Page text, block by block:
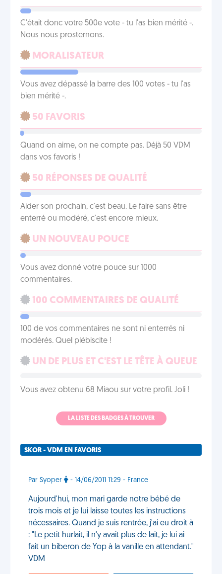
C'était donc votre 500e vote - tu l'as bien mérité -.
Nous nous prosternons.
MORALISATEUR
Vous avez dépassé la barre des 100 votes - tu l'as
bien mérité -.
50 FAVORIS
Quand on aime, on ne compte pas. Déjà 50 VDM
dans vos favoris !
50 RÉPONSES DE QUALITÉ
Aider son prochain, c'est beau. Le faire sans être
enterré ou modéré, c'est encore mieux.
UN NOUVEAU POUCE
Vous avez donné votre pouce sur 1000
commentaires.
100 COMMENTAIRES DE QUALITÉ
100 de vos commentaires ne sont ni enterrés ni
modérés. Quel plébiscite !
UN DE PLUS ET C'EST LE TÊTE À QUEUE
Vous avez obtenu 68 Miaou sur votre profil. Joli !
LA LISTE DES BADGES À TROUVER
SKOR - VDM EN FAVORIS
Par Syoper - 14/06/2011 11:29 - France
Aujourd'hui, mon mari garde notre bébé de
trois mois et je lui laisse toutes les instructions
nécessaires. Quand je suis rentrée, j'ai eu droit à
: "Le petit hurlait, il n'y avait plus de lait, je lui ai
fait un biberon de Yop à la vanille en attendant."
VDM